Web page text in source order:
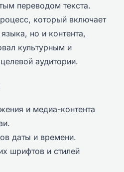
переводом текста.
который включает
но и контента,
культурным и
аудитории.
и медиа-контента
даты и времени.
шрифтов и стилей